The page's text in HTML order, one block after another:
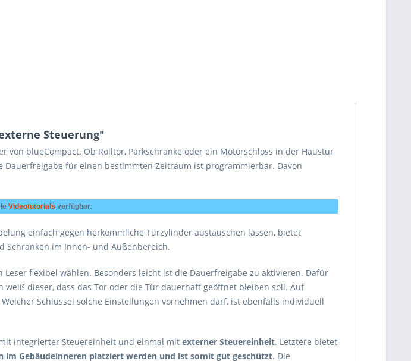
Steuerung"
blueCompact. Ob Rolltor, Parkschranke oder ein Motorschloss in der Haustür
für einen bestimmten Zeitraum ist programmierbar. Davon
Videotutorials verfügbar.
einfach gegen herkömmliche Türzylinder austauschen lassen, bietet
Schranken im Innen- und Außenbereich.
flexibel wählen. Besonders leicht ist die Dauerfreigabe zu aktivieren. Dafür
dieser, dass das Tor oder die Tür dauerhaft geöffnet bleiben soll. Auf
Schlüssel solche Einstellungen vornehmen darf, ist ebenfalls individuell
integrierter Steuereinheit und einmal mit externer Steuereinheit. Letztere bietet
im Gebäudeinneren platziert werden und ist somit gut geschützt. Die